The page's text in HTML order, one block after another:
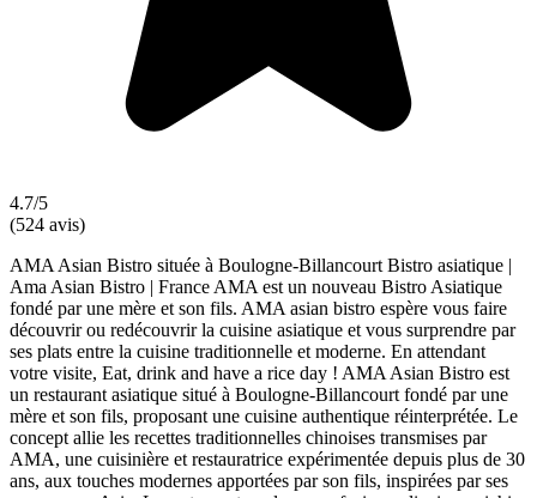
4.7/5
(524 avis)
AMA Asian Bistro située à Boulogne-Billancourt Bistro asiatique |
Ama Asian Bistro | France AMA est un nouveau Bistro Asiatique
fondé par une mère et son fils. AMA asian bistro espère vous faire
découvrir ou redécouvrir la cuisine asiatique et vous surprendre par
ses plats entre la cuisine traditionnelle et moderne. En attendant
votre visite, Eat, drink and have a rice day ! AMA Asian Bistro est
un restaurant asiatique situé à Boulogne-Billancourt fondé par une
mère et son fils, proposant une cuisine authentique réinterprétée. Le
concept allie les recettes traditionnelles chinoises transmises par
AMA, une cuisinière et restauratrice expérimentée depuis plus de 30
ans, aux touches modernes apportées par son fils, inspirées par ses